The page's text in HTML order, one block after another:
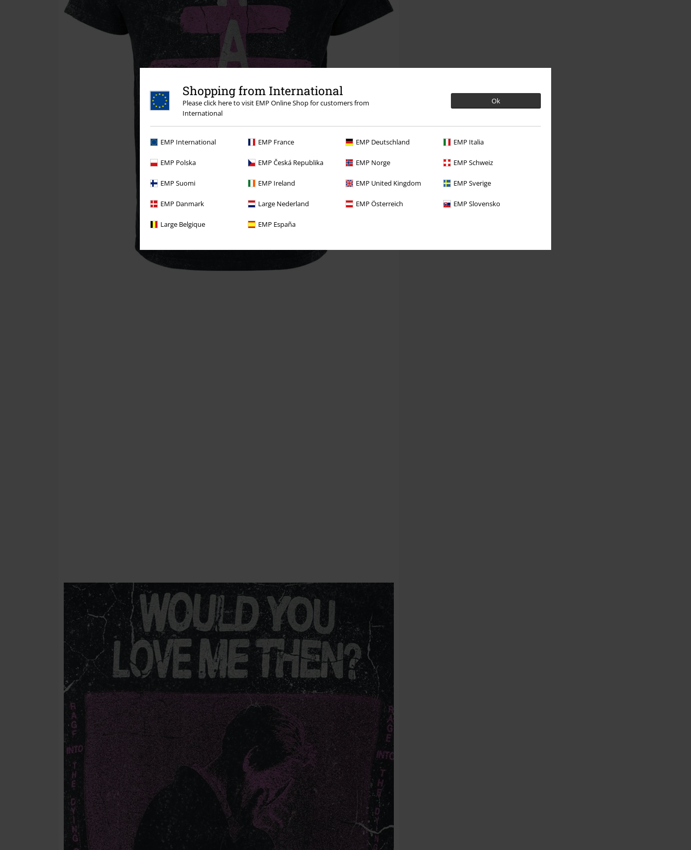
Shopping from International
Please click here to visit EMP Online Shop for customers from
International
Ok
EMP International EMP France EMP Deutschland EMP Italia
EMP Polska EMP Česká Republika EMP Norge EMP Schweiz
EMP Suomi EMP Ireland EMP United Kingdom EMP Sverige
EMP Danmark Large Nederland EMP Österreich EMP Slovensko
Large Belgique EMP España